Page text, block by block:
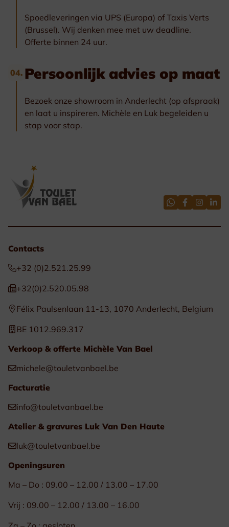
Spoedleveringen via UPS (Europa) of Taxis Verts
(Brussel). Wij denken mee met uw deadline.
Offerte binnen 24 uur.
04. Persoonlijk advies op maat
Bezoek onze showroom in Anderlecht (op afspraak)
en laat u inspireren. Michèle en Luk begeleiden u
stap voor stap.
Contacts
+32 (0)2.521.25.99
+32(0)2.520.05.98
Félix Paulsenlaan 11-13, 1070 Anderlecht, Belgium
BE 1012.969.317
Verkoop & offerte Michèle Van Bael
michele@touletvanbael.be
Facturatie
info@touletvanbael.be
Atelier & gravures Luk Van Den Haute
luk@touletvanbael.be
Openingsuren
Ma – Do : 09.00 – 12.00 / 13.00 – 17.00
Vrij : 09.00 – 12.00 / 13.00 – 16.00